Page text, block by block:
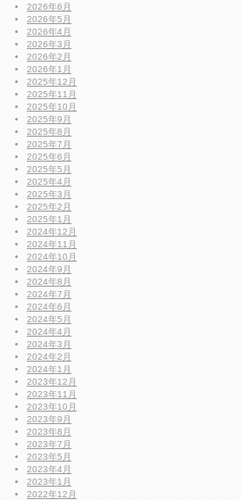
2026年6月
2026年5月
2026年4月
2026年3月
2026年2月
2026年1月
2025年12月
2025年11月
2025年10月
2025年9月
2025年8月
2025年7月
2025年6月
2025年5月
2025年4月
2025年3月
2025年2月
2025年1月
2024年12月
2024年11月
2024年10月
2024年9月
2024年8月
2024年7月
2024年6月
2024年5月
2024年4月
2024年3月
2024年2月
2024年1月
2023年12月
2023年11月
2023年10月
2023年9月
2023年8月
2023年7月
2023年5月
2023年4月
2023年1月
2022年12月